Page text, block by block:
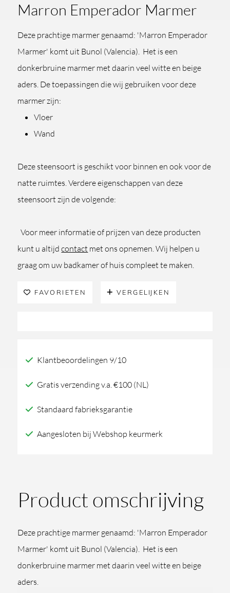
Marron Emperador Marmer
Deze prachtige marmer genaamd: 'Marron Emperador
Marmer' komt uit Bunol (Valencia). Het is een
donkerbruine marmer met daarin veel witte en beige
aders. De toepassingen die wij gebruiken voor deze
marmer zijn:
Vloer
Wand
Deze steensoort is geschikt voor binnen en ook voor de
natte ruimtes. Verdere eigenschappen van deze
steensoort zijn de volgende:
Voor meer informatie of prijzen van deze producten
kunt u altijdcontact met ons opnemen. Wij helpen u
graag om uw badkamer of huis compleet te maken.
FAVORIETEN VERGELIJKEN
Klantbeoordelingen 9/10
Gratis verzending v.a. €100 (NL)
Standaard fabrieksgarantie
Aangesloten bij Webshop keurmerk
Product omschrijving
Deze prachtige marmer genaamd: 'Marron Emperador
Marmer' komt uit Bunol (Valencia). Het is een
donkerbruine marmer met daarin veel witte en beige
aders.